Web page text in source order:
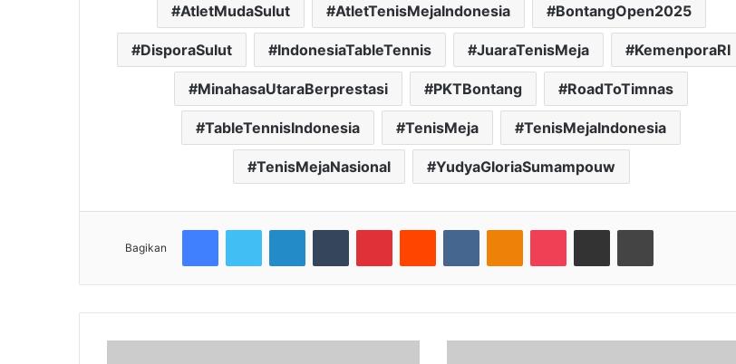
AtletMudaSulut AtletTenisMejaIndonesia BontangOpen2025
DisporaSulut IndonesiaTableTennis JuaraTenisMeja KemenporaRI
MinahasaUtaraBerprestasi PKTBontang RoadToTimnas
TableTennisIndonesia TenisMeja TenisMejaIndonesia
TenisMejaNasional YudyaGloriaSumampouw
Bagikan
FacebookTwitter LinkedInTumblr PinterestReddit VKontakteOdnoklassniki
Pocket Share via Email Cetak